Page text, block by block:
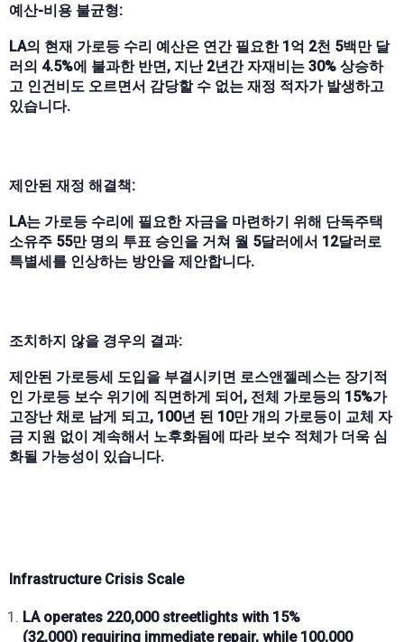
예산-비용 불균형:
LA의 현재 가로등 수리 예산은 연간 필요한 1억 2천 5백만 달
러의 4.5%에 불과한 반면, 지난 2년간 자재비는 30% 상승하
고 인건비도 오르면서 감당할 수 없는 재정 적자가 발생하고
있습니다.
제안된 재정 해결책:
LA는 가로등 수리에 필요한 자금을 마련하기 위해 단독주택
소유주 55만 명의 투표 승인을 거쳐 월 5달러에서 12달러로
특별세를 인상하는 방안을 제안합니다.
조치하지 않을 경우의 결과:
제안된 가로등세 도입을 부결시키면 로스앤젤레스는 장기적
인 가로등 보수 위기에 직면하게 되어, 전체 가로등의 15%가
고장난 채로 남게 되고, 100년 된 10만 개의 가로등이 교체 자
금 지원 없이 계속해서 노후화됨에 따라 보수 적체가 더욱 심
화될 가능성이 있습니다.
Infrastructure Crisis Scale
LA operates 220,000 streetlights with 15%
(32,000) requiring immediate repair, while 100,000